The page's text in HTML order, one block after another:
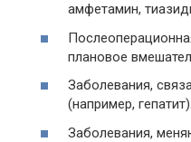
амфетамин,
плановое
Заболевания,
(например, гепатит).
Заболевания,